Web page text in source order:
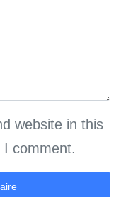
website in this
I comment.